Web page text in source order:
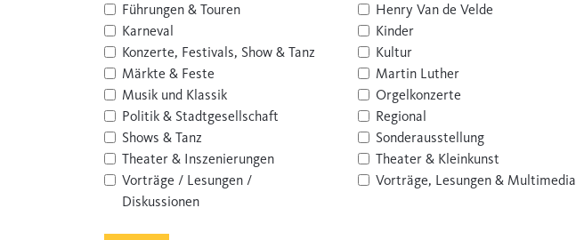
Führungen & Touren
Henry Van de Velde
Karneval
Kinder
Konzerte, Festivals, Show & Tanz
Kultur
Märkte & Feste
Martin Luther
Musik und Klassik
Orgelkonzerte
Politik & Stadtgesellschaft
Regional
Shows & Tanz
Sonderausstellung
Theater & Inszenierungen
Theater & Kleinkunst
Vorträge / Lesungen /
Diskussionen
Vorträge, Lesungen & Multimedia